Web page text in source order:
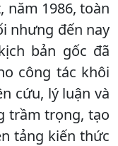
năm 1986, toàn
nhưng đến nay
bản gốc đã
công tác khôi
cứu, lý luận và
trầm trọng, tạo
tảng kiến thức